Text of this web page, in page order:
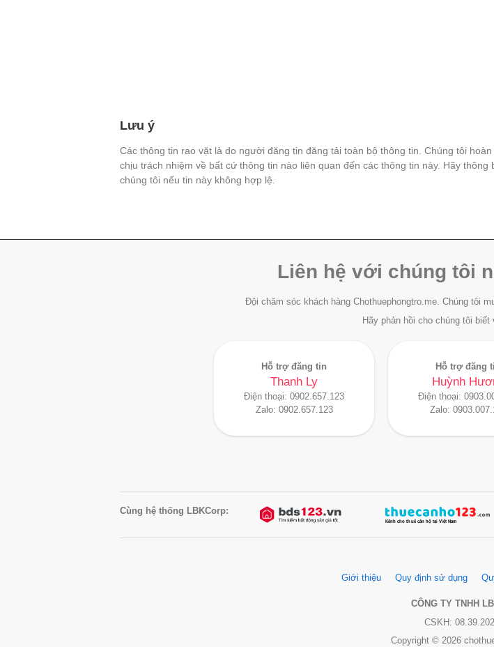
Lưu ý
Các thông tin rao vặt là do người đăng tin đăng tải toàn bộ thông tin. Chúng tôi
chịu trách nhiệm về bất cứ thông tin nào liên quan đến các thông tin này. Hãy thông
chúng tôi nếu tin này không hợp lệ.
Liên hệ với chúng tôi
Đội chăm sóc khách hàng Chothuephongtro.me. Chúng tôi
Hãy phản hồi cho chúng tôi biết
Hỗ trợ đăng tin
Thanh Ly
Điện thoại: 0902.657.123
Zalo: 0902.657.123
Hỗ trợ đăng
Huỳnh
Điện thoại:
Zalo:
Cùng hệ thống LBKCorp:
Giới thiệu Quy định sử dụng
CÔNG TY TNHH
CSKH:
Copyright © 2026